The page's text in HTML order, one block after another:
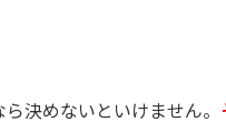
決めないといけません。